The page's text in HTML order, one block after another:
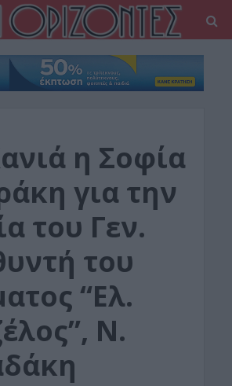
η Σοφία
για την
του Γεν.
του
“Ελ.
Ν.